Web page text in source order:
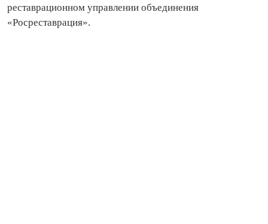
реставрационном управлении объединения
«Росреставрация».